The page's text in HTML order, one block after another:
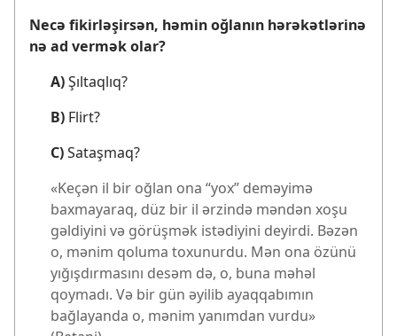
Necə fikirləşirsən, həmin oğlanın hərəkətlərinə
nə ad vermək olar?
A)Şıltaqlıq?
B) Flirt?
C)Sataşmaq?
«Keçən il bir oğlan ona “yox” deməyimə
baxmayaraq, düz bir il ərzində məndən xoşu
gəldiyini və görüşmək istədiyini deyirdi. Bəzən
o, mənim qoluma toxunurdu. Mən ona özünü
yığışdırmasını desəm də, o, buna məhəl
qoymadı. Və bir gün əyilib ayaqqabımın
bağlayanda o, mənim yanımdan vurdu»